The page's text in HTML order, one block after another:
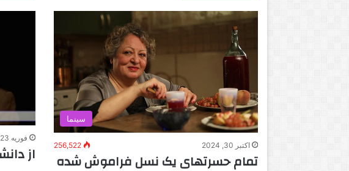
سینما
اکتبر 30, 2024 256,522
تمام حسرتهای یک نسل فراموش شده
فوریه 23, 2020
از